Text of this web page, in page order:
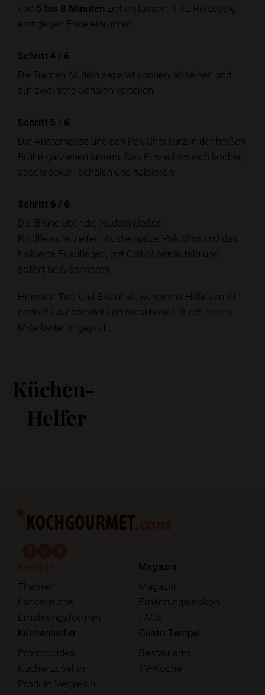
und 5 bis 8 Minuten ziehen lassen. 1 TL Reisessig
erst gegen Ende einrühren.
Schritt 4 / 6
Die Ramen-Nudeln separat kochen, abseihen und
auf zwei tiefe Schalen verteilen.
Schritt 5 / 6
Die Austernpilze und den Pak Choi kurz in der heißen
Brühe garziehen lassen. Das Ei wachsweich kochen,
abschrecken, schälen und halbieren.
Schritt 6 / 6
Die Brühe über die Nudeln gießen,
Rindfleischstreifen, Austernpilze, Pak Choi und das
halbierte Ei auflegen, mit Chiliöl beträufeln und
sofort heiß servieren.
Hinweis: Text und Bildinhalt wurde mit Hilfe von KI
erstellt / aufbereitet und redaktionell durch eine:n
Mitarbeiter:in geprüft.
Küchen-
Helfer
Themen
Länderküche
Ernährungsformen
Magazin
Magazin
Ernährungslexikon
FAQs
Küchenhelfer
Promocodes
Küchenzubehör
Produkt-Vergleich
Gusto Tempel
Restaurants
TV-Köche